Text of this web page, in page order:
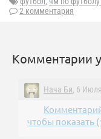
2 комментария
Комментарии
Нача Би, 6
чтобы показать